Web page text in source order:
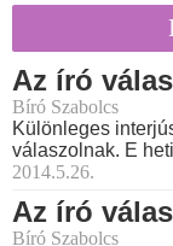
Az író
Bíró Szabolcs
Különleges
válaszolnak. E
2014.5.26.
Az író
Bíró Szabolcs